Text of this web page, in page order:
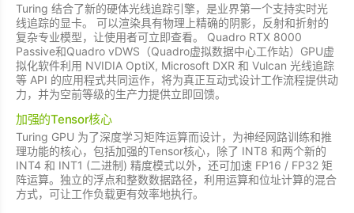
Turing 结合了新的硬体光线追踪引擎，是业界第一个支持实时光
线追踪的显卡。 可以渲染具有物理上精确的阴影，反射和折射的
复杂专业模型，让使用者可立即查看。 Quadro RTX 8000
Passive和Quadro vDWS（Quadro虚拟数据中心工作站）GPU虚
拟化软件利用 NVIDIA OptiX, Microsoft DXR 和 Vulcan 光线追踪
等 API 的应用程式共同运作，将为真正互动式设计工作流程提供动
力，并为空前等级的生产力提供立即回馈。
加强的Tensor核心
Turing GPU 为了深度学习矩阵运算而设计，为神经网路训练和推
理功能的核心，包括加强的Tensor核心，除了 INT8 和两个新的
INT4 和 INT1 (二进制) 精度模式以外，还可加速 FP16 / FP32 矩
阵运算。独立的浮点和整数数据路径，利用运算和位址计算的混合
方式，可让工作负载更有效率地执行。